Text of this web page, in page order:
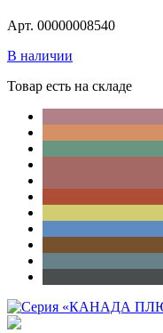
Арт. 00000008540
В наличии
Товар есть на складе